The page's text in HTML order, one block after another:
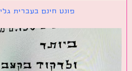
פונט חינם בעברית גלי-עצים gali-wood